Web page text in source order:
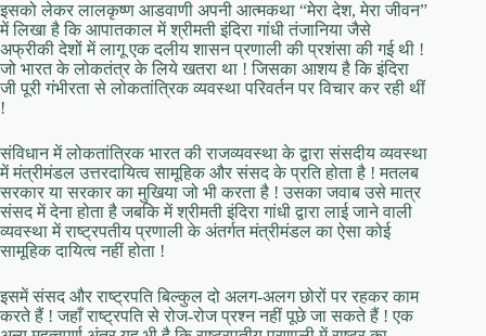
इसको लेकर लालकृष्ण आडवाणी अपनी आत्मकथा “मेरा देश, मेरा जीवन”
में लिखा है कि आपातकाल में श्रीमती इंदिरा गांधी तंजानिया जैसे
अफ्रीकी देशों में लागू एक दलीय शासन प्रणाली की प्रशंसा की गई थी !
जो भारत के लोकतंत्र के लिये खतरा था ! जिसका आशय है कि इंदिरा
जी पूरी गंभीरता से लोकतांत्रिक व्यवस्था परिवर्तन पर विचार कर रही थीं
!
संविधान में लोकतांत्रिक भारत की राजव्यवस्था के द्वारा संसदीय व्यवस्था
में मंत्रीमंडल उत्तरदायित्व सामूहिक और संसद के प्रति होता है ! मतलब
सरकार या सरकार का मुखिया जो भी करता है ! उसका जवाब उसे मात्र
संसद में देना होता है जबकि में श्रीमती इंदिरा गांधी द्वारा लाई जाने वाली
व्यवस्था में राष्ट्रपतीय प्रणाली के अंतर्गत मंत्रीमंडल का ऐसा कोई
सामूहिक दायित्व नहीं होता !
इसमें संसद और राष्ट्रपति बिल्कुल दो अलग-अलग छोरों पर रहकर काम
करते हैं ! जहाँ राष्ट्रपति से रोज-रोज प्रश्न नहीं पूछे जा सकते हैं ! एक